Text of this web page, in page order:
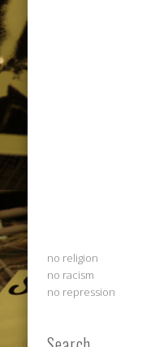
no religion
no racism
no repression